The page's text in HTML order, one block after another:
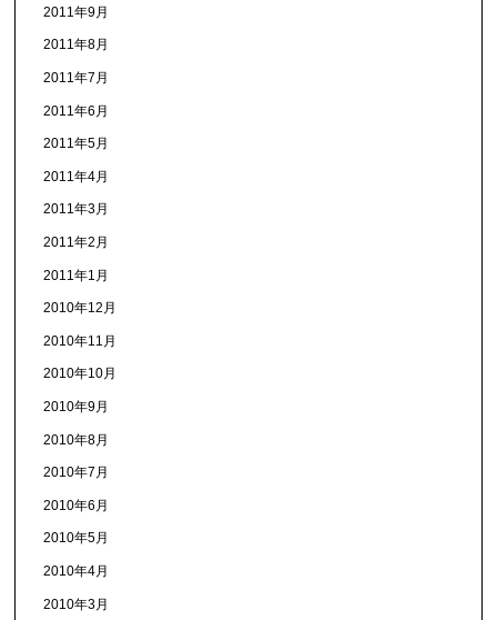
2011年9月
2011年8月
2011年7月
2011年6月
2011年5月
2011年4月
2011年3月
2011年2月
2011年1月
2010年12月
2010年11月
2010年10月
2010年9月
2010年8月
2010年7月
2010年6月
2010年5月
2010年4月
2010年3月